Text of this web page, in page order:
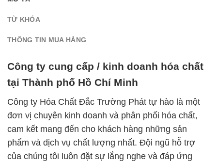
TỪ KHÓA
THÔNG TIN MUA HÀNG
Công ty cung cấp / kinh doanh hóa chất
tại Thành phố Hồ Chí Minh
Công ty Hóa Chất Đắc Trường Phát tự hào là một
đơn vị chuyên kinh doanh và phân phối hóa chất,
cam kết mang đến cho khách hàng những sản
phẩm và dịch vụ chất lượng nhất. Đội ngũ hỗ trợ
của chúng tôi luôn đặt sự lắng nghe và đáp ứng